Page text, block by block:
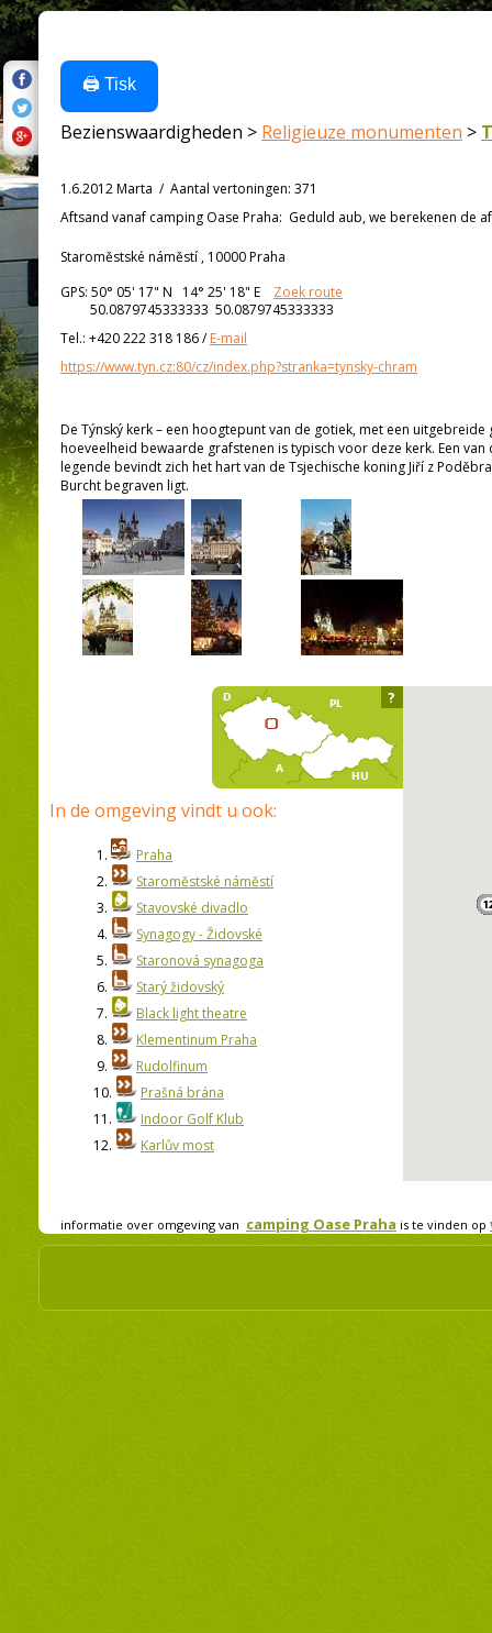
🖨️ Tisk
Bezienswaardigheden > Religieuze monumenten >
1.6.2012 Marta / Aantal vertoningen: 371
Aftsand vanaf camping Oase Praha: Geduld aub, we berekenen de
Staroměstské náměstí , 10000 Praha
GPS: 50° 05' 17" N 14° 25' 18" E
Zoek route
50.0879745333333 50.0879745333333
Tel.: +420 222 318 186/E-mail
https://www.tyn.cz:80/cz/index.php?stranka=tynsky-chram
De Týnský kerk – een hoogtepunt van de gotiek, met een
hoeveelheid bewaarde grafstenen is typisch voor deze kerk. Een
legende bevindt zich het hart van de Tsjechische koning Jiří z
Burcht begraven ligt.
In de omgeving vindt u ook:
1.
Praha
2.
Staroměstské náměstí
3.
Stavovské divadlo
4.
Synagogy - Židovské
5.
Staronová synagoga
6.
Starý židovský
7.
Black light theatre
8.
Klementinum Praha
9.
Rudolfinum
10.
Prašná brána
11.
Indoor Golf Klub
12.
Karlův most
?
informatie over omgeving van camping Oase Praha is te vinden op